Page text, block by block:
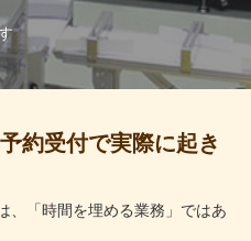
約受付で実際に起き
、「時間を埋める業務」ではあ